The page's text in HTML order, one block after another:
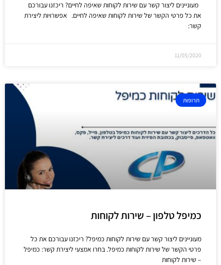
מעוניינים ליצור קשר עם שירות לקוחות שאיפה לחיים? ריכזנו עבורכם
את כל פרטי הקשר של שירות לקוחות שאיפה לחיים. אפשרויות ליצירת
קשר:
11/05/2020
תרופות
כמיפל טלפון – שירות לקוחות
מעוניינים ליצור קשר עם שירות לקוחות כמיפל? ריכזנו עבורכם את כל
פרטי הקשר של שירות לקוחות כמיפל. בחרו אמצעי ליצירת קשר: כמיפל
– שירות לקוחות